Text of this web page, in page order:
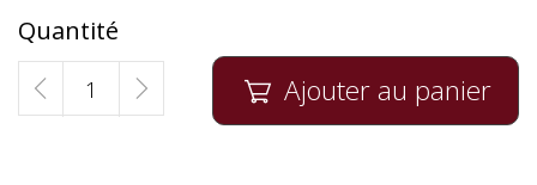
Quantité
 Ajouter au panier